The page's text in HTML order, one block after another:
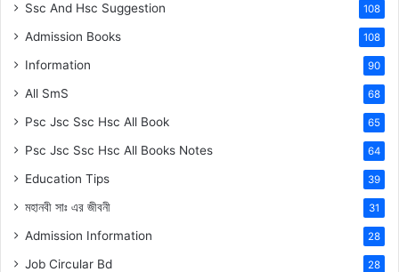
Ssc And Hsc Suggestion 108
Admission Books 108
Information 90
All SmS 68
Psc Jsc Ssc Hsc All Book 65
Psc Jsc Ssc Hsc All Books Notes 64
Education Tips 39
মহানবী সাঃ এর জীবনী 31
Admission Information 28
Job Circular Bd 28